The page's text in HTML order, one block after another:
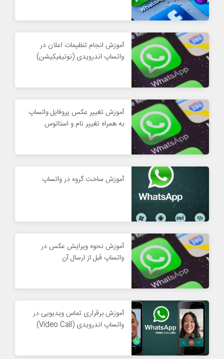
آموزش انجام تنظیمات اعلان در
واتساپ اندرویدی (نوتیفیکیشن)
آموزش تغییر عکس پروفایل واتساپ
به همراه تغییر نام و استاتوس
آموزش ساخت گروه در واتساپ
آموزش نحوه ویرایش عکس در
واتساپ قبل از ارسال آن
آموزش برقراری تماس ویدیویی در
واتساپ اندرویدی (Video Call)